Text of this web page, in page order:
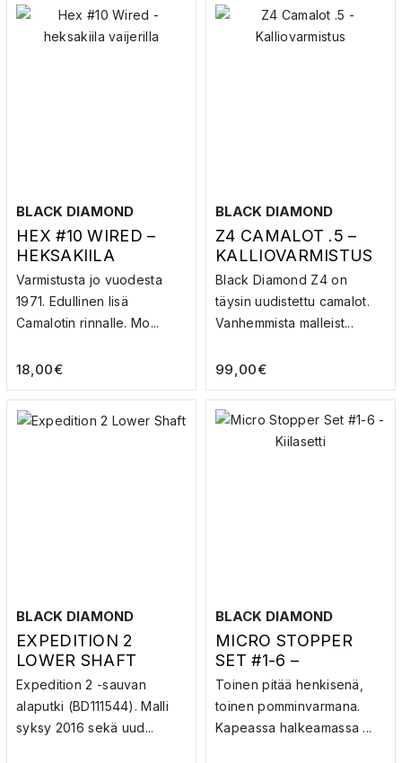
BLACK DIAMOND
HEX #10 WIRED –
HEKSAKIILA
VAIJERILLA
Varmistusta jo vuodesta
1971. Edullinen lisä
Camalotin rinnalle. Mo...
18,00€
BLACK DIAMOND
Z4 CAMALOT .5 –
KALLIOVARMISTUS
Black Diamond Z4 on
täysin uudistettu camalot.
Vanhemmista malleist...
99,00€
BLACK DIAMOND
EXPEDITION 2
LOWER SHAFT
Expedition 2 -sauvan
alaputki (BD111544). Malli
syksy 2016 sekä uud...
BLACK DIAMOND
MICRO STOPPER
SET #1-6 –
KIILASETTI
Toinen pitää henkisenä,
toinen pomminvarmana.
Kapeassa halkeamassa ...